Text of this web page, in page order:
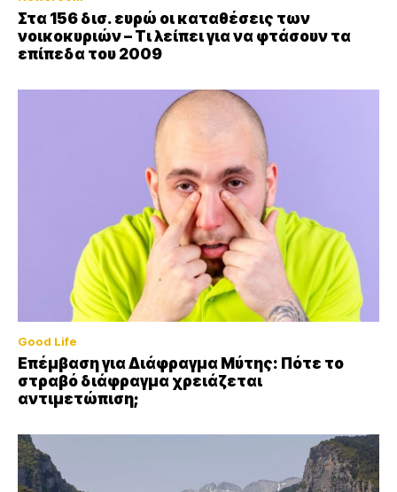
Στα 156 δισ. ευρώ οι καταθέσεις των
νοικοκυριών – Τι λείπει για να φτάσουν τα
επίπεδα του 2009
Good Life
Επέμβαση για Διάφραγμα Μύτης: Πότε το
στραβό διάφραγμα χρειάζεται
αντιμετώπιση;